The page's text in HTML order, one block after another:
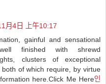
月4日 上午10:17
gainful and sensational
finished with shrewd
clusters of exceptional
of which require, by virtue
here.Click Me Here인